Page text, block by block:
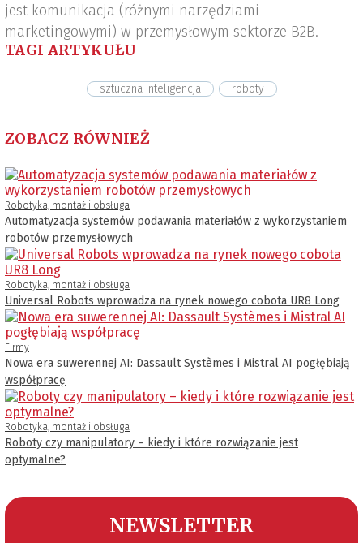
jest komunikacja (różnymi narzędziami
marketingowymi) w przemysłowym sektorze B2B.
TAGI ARTYKUŁU
sztuczna inteligencja roboty
ZOBACZ RÓWNIEŻ
Robotyka, montaż i obsługa
Automatyzacja systemów podawania materiałów z wykorzystaniem
robotów przemysłowych
Robotyka, montaż i obsługa
Universal Robots wprowadza na rynek nowego cobota UR8 Long
Firmy
Nowa era suwerennej AI: Dassault Systèmes i Mistral AI pogłębiają
współpracę
Robotyka, montaż i obsługa
Roboty czy manipulatory – kiedy i które rozwiązanie jest
optymalne?
NEWSLETTER